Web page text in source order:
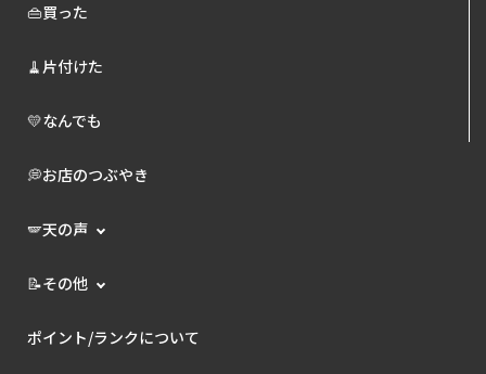
👜買った
🧹片付けた
💛なんでも
💭お店のつぶやき
🪽天の声
📝その他
ポイント/ランクについて